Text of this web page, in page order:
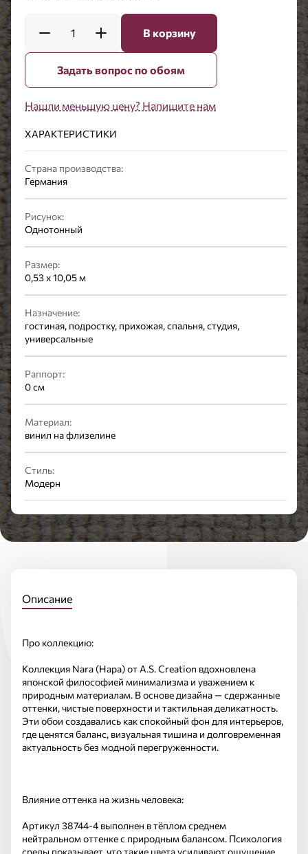
1 В корзину
Задать вопрос по обоям
Нашли меньшую цену? Напишите нам
ХАРАКТЕРИСТИКИ
Страна производства:
Германия
Рисунок:
Однотонный
Размер:
0,53 x 10,05 м
Назначение:
гостиная, подростку, прихожая, спальня, студия,
универсальные
Раппорт:
0 см
Материал:
винил на флизелине
Стиль:
Модерн
Описание
Про коллекцию:
Коллекция Nara (Нара) от A.S. Creation вдохновлена
японской философией минимализма и уважением к
природным материалам. В основе дизайна — сдержанные
оттенки, чистые поверхности и тактильная деликатность.
Эти обои создавались как спокойный фон для интерьеров,
где ценятся баланс, визуальная тишина и долговременная
актуальность без модной перегруженности.
Влияние оттенка на жизнь человека:
Артикул 38744-4 выполнен в тёплом среднем
нейтральном оттенке с природным балансом. Психология
среды показывает, что такие цвета усиливают ощущение